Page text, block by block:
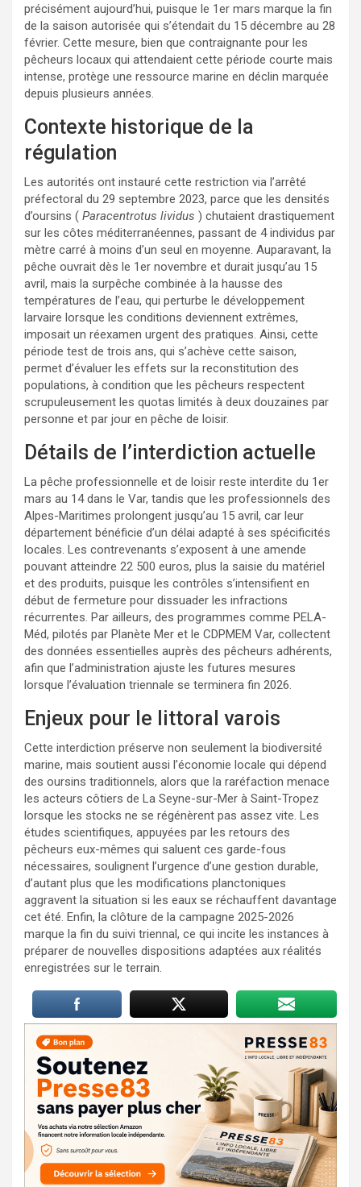
précisément aujourd’hui, puisque le 1er mars marque la fin
de la saison autorisée qui s’étendait du 15 décembre au 28
février. Cette mesure, bien que contraignante pour les
pêcheurs locaux qui attendaient cette période courte mais
intense, protège une ressource marine en déclin marquée
depuis plusieurs années.
Contexte historique de la
régulation
Les autorités ont instauré cette restriction via l’arrêté
préfectoral du 29 septembre 2023, parce que les densités
d’oursins ( Paracentrotus lividus ) chutaient drastiquement
sur les côtes méditerranéennes, passant de 4 individus par
mètre carré à moins d’un seul en moyenne. Auparavant, la
pêche ouvrait dès le 1er novembre et durait jusqu’au 15
avril, mais la surpêche combinée à la hausse des
températures de l’eau, qui perturbe le développement
larvaire lorsque les conditions deviennent extrêmes,
imposait un réexamen urgent des pratiques. Ainsi, cette
période test de trois ans, qui s’achève cette saison,
permet d’évaluer les effets sur la reconstitution des
populations, à condition que les pêcheurs respectent
scrupuleusement les quotas limités à deux douzaines par
personne et par jour en pêche de loisir.
Détails de l’interdiction actuelle
La pêche professionnelle et de loisir reste interdite du 1er
mars au 14 dans le Var, tandis que les professionnels des
Alpes-Maritimes prolongent jusqu’au 15 avril, car leur
département bénéficie d’un délai adapté à ses spécificités
locales. Les contrevenants s’exposent à une amende
pouvant atteindre 22 500 euros, plus la saisie du matériel
et des produits, puisque les contrôles s’intensifient en
début de fermeture pour dissuader les infractions
récurrentes. Par ailleurs, des programmes comme PELA-
Méd, pilotés par Planète Mer et le CDPMEM Var, collectent
des données essentielles auprès des pêcheurs adhérents,
afin que l’administration ajuste les futures mesures
lorsque l’évaluation triennale se terminera fin 2026.
Enjeux pour le littoral varois
Cette interdiction préserve non seulement la biodiversité
marine, mais soutient aussi l’économie locale qui dépend
des oursins traditionnels, alors que la raréfaction menace
les acteurs côtiers de La Seyne-sur-Mer à Saint-Tropez
lorsque les stocks ne se régénèrent pas assez vite. Les
études scientifiques, appuyées par les retours des
pêcheurs eux-mêmes qui saluent ces garde-fous
nécessaires, soulignent l’urgence d’une gestion durable,
d’autant plus que les modifications planctoniques
aggravent la situation si les eaux se réchauffent davantage
cet été. Enfin, la clôture de la campagne 2025-2026
marque la fin du suivi triennal, ce qui incite les instances à
préparer de nouvelles dispositions adaptées aux réalités
enregistrées sur le terrain.